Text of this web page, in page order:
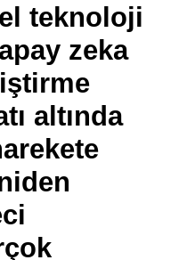
teknoloji
zeka
altında